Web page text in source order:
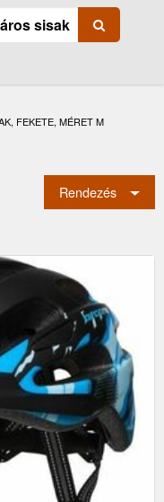
FEKETE, MÉRET M
Rendezés